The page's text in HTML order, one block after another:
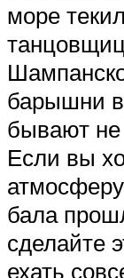
море
барышни
бывают не
Если вы
атмосферу
бала
сделайте
ехать